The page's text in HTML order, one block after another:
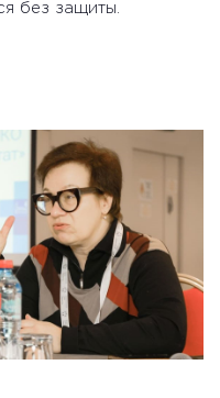
без защиты.